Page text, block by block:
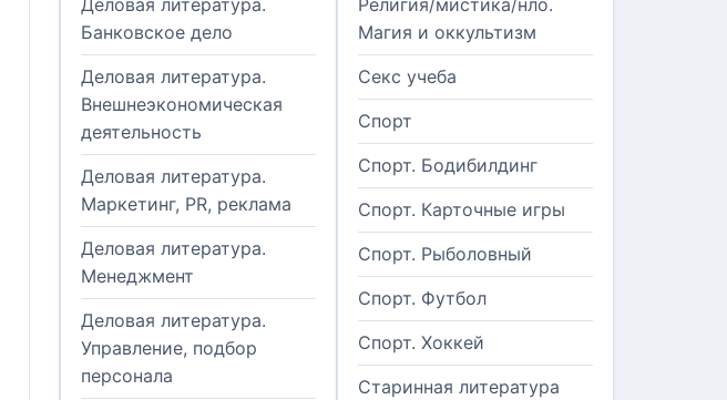
Деловая литература.
Банковское дело
Деловая литература.
Внешнеэкономическая
деятельность
Деловая литература.
Маркетинг, PR, реклама
Деловая литература.
Менеджмент
Деловая литература.
Управление, подбор
персонала
Религия/мистика/нло.
Магия и оккультизм
Секс учеба
Спорт
Спорт. Бодибилдинг
Спорт. Карточные игры
Спорт. Рыболовный
Спорт. Футбол
Спорт. Хоккей
Старинная литература